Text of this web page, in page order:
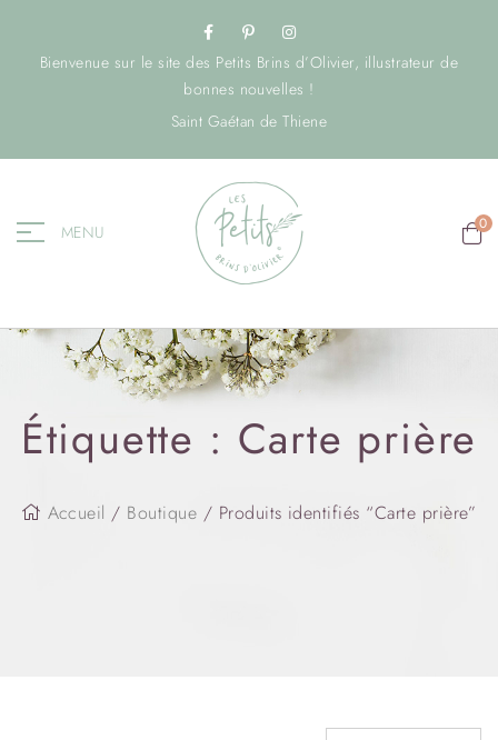
Bienvenue sur le site des Petits Brins d’Olivier, illustrateur de
bonnes nouvelles !
Saint Gaétan de Thiene
MENU 0
Étiquette : Carte prière
Accueil / Boutique / Produits identifiés “Carte prière”